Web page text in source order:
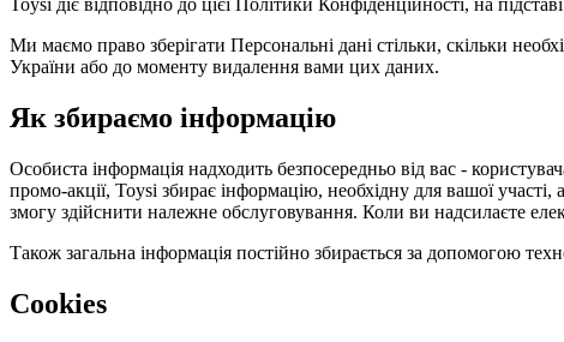
Toysi діє відповідно до цієї Політики Конфіденційності, на
Ми маємо право зберігати Персональні дані стільки, скільки
України або до моменту видалення вами цих даних.
Як збираємо інформацію
Особиста інформація надходить безпосередньо від вас -
промо-акції, Toysi збирає інформацію, необхідну для вашої
змогу здійснити належне обслуговування. Коли ви надсилаєте
Також загальна інформація постійно збирається за допомогою
Cookies